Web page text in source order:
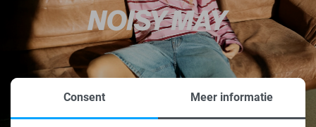
Consent Meer informatie